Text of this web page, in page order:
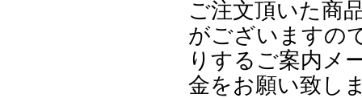
ご注文頂いた商
がございますの
りするご案内メ
金をお願い致し